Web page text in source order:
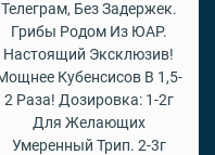
Телеграм, Без Задержек.
Грибы Родом Из ЮАР.
Настоящий Эксклюзив!
Кубенсисов В 1,5-
2 Раза! Дозировка: 1-2г
Для Желающих
Умеренный Трип. 2-3г